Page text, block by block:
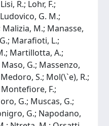
R.; Lohr, F.;
G. M.;
M.; Manasse,
Marafioti, L.;
Martillotta, A.;
G.; Massenzo,
S.; Mol(\`e), R.;
F.;
G.; Muscas, G.;
G.; Napodano,